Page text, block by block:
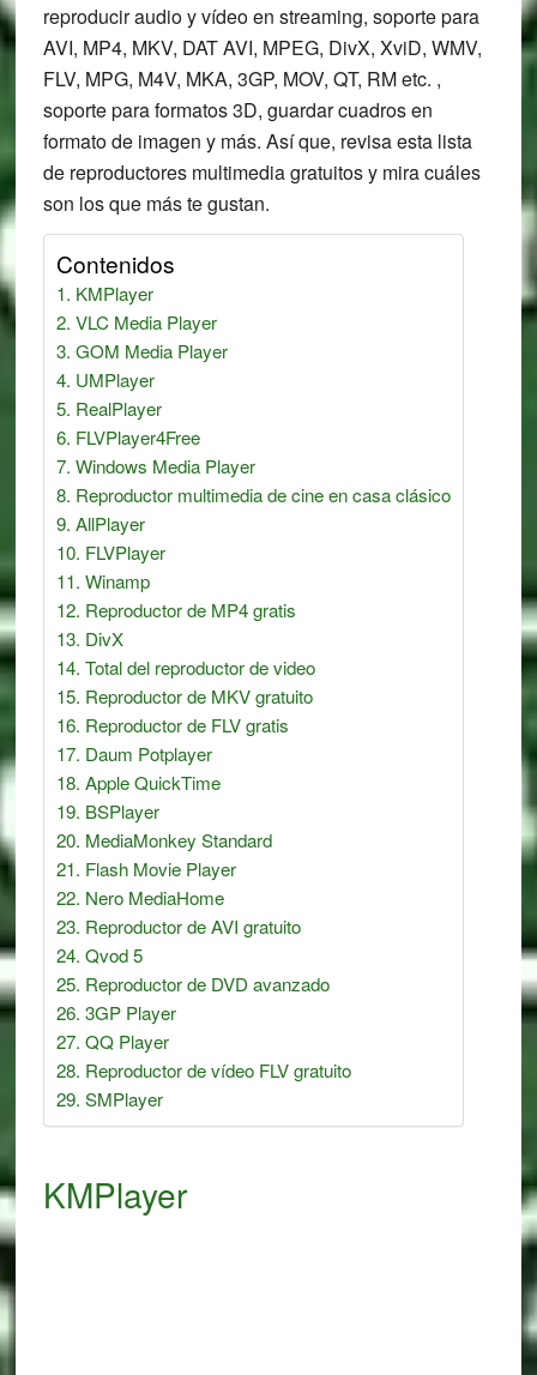
reproducir audio y vídeo en streaming, soporte para
AVI, MP4, MKV, DAT AVI, MPEG, DivX, XviD, WMV,
FLV, MPG, M4V, MKA, 3GP, MOV, QT, RM etc. ,
soporte para formatos 3D, guardar cuadros en
formato de imagen y más. Así que, revisa esta lista
de reproductores multimedia gratuitos y mira cuáles
son los que más te gustan.
Contenidos
KMPlayer
VLC Media Player
GOM Media Player
UMPlayer
RealPlayer
FLVPlayer4Free
Windows Media Player
Reproductor multimedia de cine en casa clásico
AllPlayer
FLVPlayer
Winamp
Reproductor de MP4 gratis
DivX
Total del reproductor de video
Reproductor de MKV gratuito
Reproductor de FLV gratis
Daum Potplayer
Apple QuickTime
BSPlayer
MediaMonkey Standard
Flash Movie Player
Nero MediaHome
Reproductor de AVI gratuito
Qvod 5
Reproductor de DVD avanzado
3GP Player
QQ Player
Reproductor de vídeo FLV gratuito
SMPlayer
KMPlayer